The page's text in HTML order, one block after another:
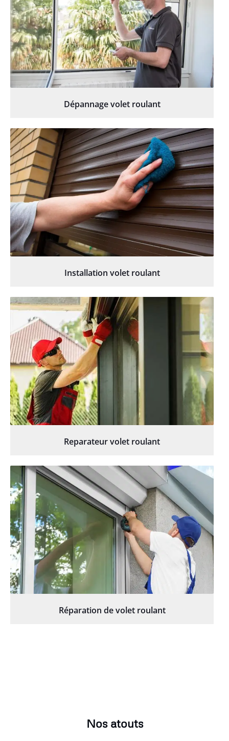
Dépannage volet roulant
Installation volet roulant
Reparateur volet roulant
Réparation de volet roulant
Nos atouts